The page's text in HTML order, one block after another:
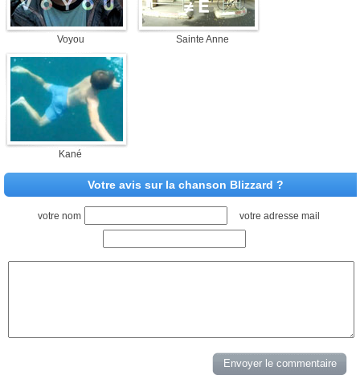
Voyou Sainte Anne
Kané
Votre avis sur la chanson Blizzard ?
votre nom votre adresse mail